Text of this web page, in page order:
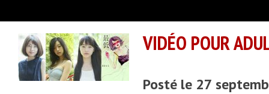
VIDÉO POUR
Posté le 27